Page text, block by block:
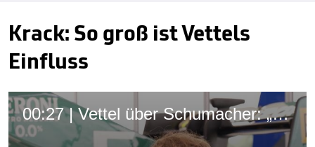
Krack: So groß ist Vettels
Einfluss
00:27 | Vettel über Schumacher: „Muss noch viel lernen!“